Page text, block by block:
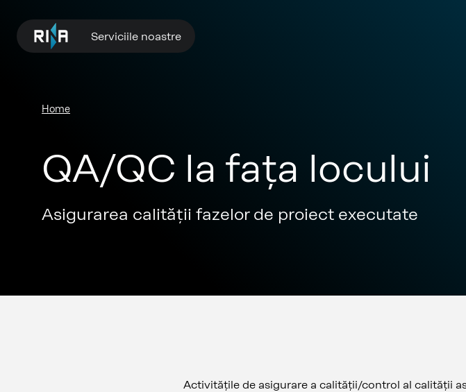
Serviciile noastre
Home
QA/QC la fața locului
Asigurarea calității fazelor de proiect executate
Activitățile de asigurare a calității/control al calității